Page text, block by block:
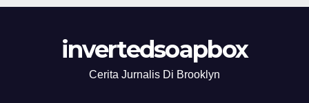
invertedsoapbox
Cerita Jurnalis Di Brooklyn